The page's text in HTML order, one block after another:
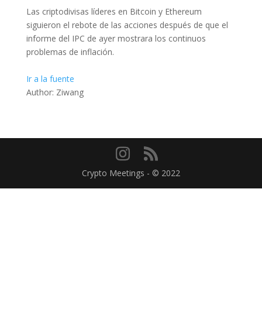
Las criptodivisas líderes en Bitcoin y Ethereum
siguieron el rebote de las acciones después de que el
informe del IPC de ayer mostrara los continuos
problemas de inflación.
Ir a la fuente
Author: Ziwang
Crypto Meetings - © 2022